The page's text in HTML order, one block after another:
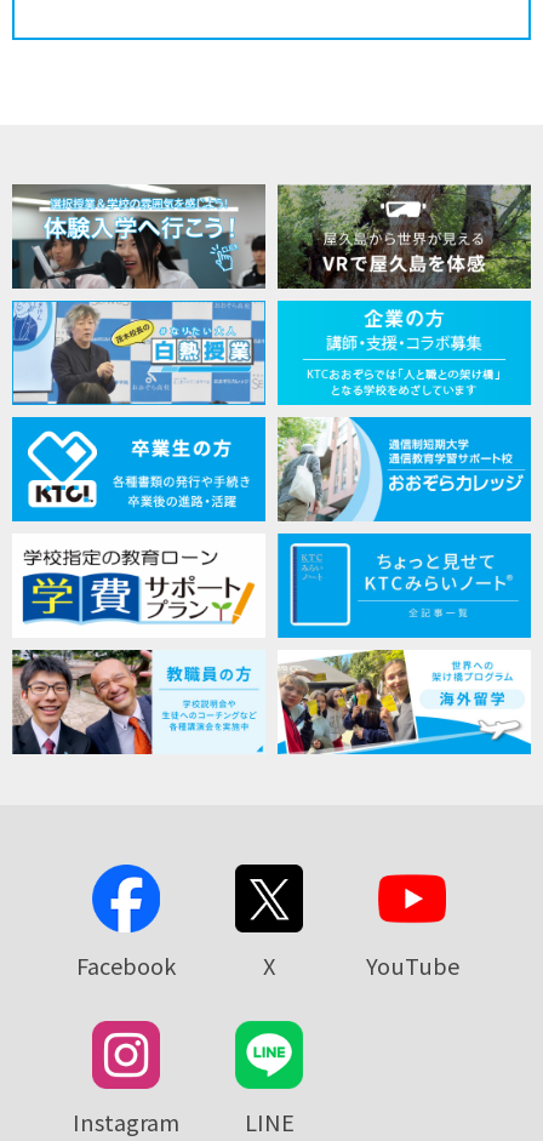
Facebook X YouTube
Instagram LINE